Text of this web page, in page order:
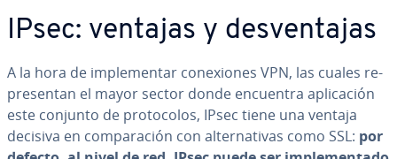
IPsec: ventajas y de­s­ve­n­ta­jas
A la hora de im­ple­me­n­tar co­ne­xio­nes VPN, las cuales re­
pre­se­n­tan el mayor sector donde encuentra apli­ca­ción
este conjunto de pro­to­co­los, IPsec tiene una ventaja
decisiva en co­m­pa­ra­ción con al­te­r­na­ti­vas como SSL: por